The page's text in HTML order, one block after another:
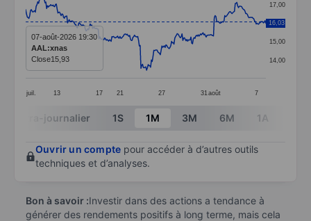
Line chart with 299 data points.
The chart has 1 X axis displaying categories.
The chart has 1 Y axis displaying values. Data ranges
juil. 13 17 21 27 31 août 7
14,00
15,00
16,00
17,00
16,03
07-août-2026 19:30
AAL:xnas
Close15,93
End of interactive chart.
Intra-journalier 1S 1M 3M 6M 1A
Ouvrir un compte pour accéder à d’autres outils
techniques et d’analyses.
Bon à savoir :Investir dans des actions a tendance à
générer des rendements positifs à long terme, mais cela